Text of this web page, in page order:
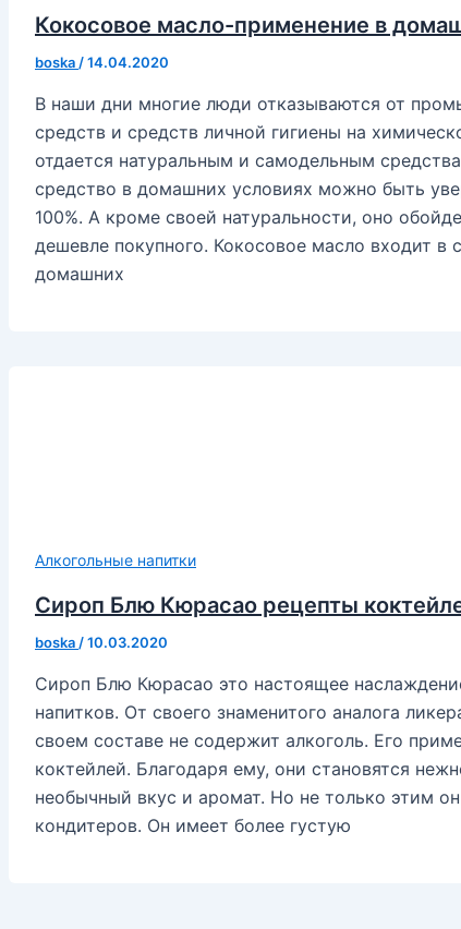
Кокосовое масло-применение в
boska /14.04.2020
В наши дни многие люди отказываются от
средств и средств личной гигиены на
отдается натуральным и самодельным
средство в домашних условиях можно быть
100%. А кроме своей натуральности, оно
дешевле покупного. Кокосовое масло входит в
домашних
Алкогольные напитки
Сироп Блю Кюрасао рецепты
boska/10.03.2020
Сироп Блю Кюрасао это настоящее
напитков. От своего знаменитого аналога
своем составе не содержит алкоголь. Его
коктейлей. Благодаря ему, они становятся
необычный вкус и аромат. Но не только этим
кондитеров. Он имеет более густую